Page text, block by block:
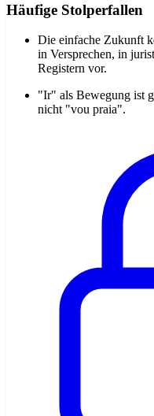
Häufige Stolperfallen
Die einfache Zukunft
in Versprechen, in
Registern vor.
"Ir" als Bewegung ist
nicht "vou praia".